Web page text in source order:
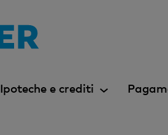
Ipoteche e crediti